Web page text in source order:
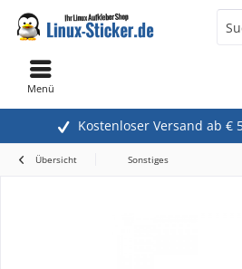
Kostenloser Versand ab €
Menü
Übersicht Sonstiges